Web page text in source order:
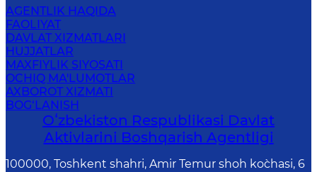
AGENTLIK HAQIDA
FAOLIYAT
DAVLAT XIZMATLARI
HUJJATLAR
MAXFIYLIK SIYOSATI
OCHIQ MA'LUMOTLAR
AXBOROT XIZMATI
BOG‘LANISH
Oʻzbekiston Respublikasi Davlat
Aktivlarini Boshqarish Agentligi
100000, Toshkent shahri, Amir Temur shoh ko`chasi, 6